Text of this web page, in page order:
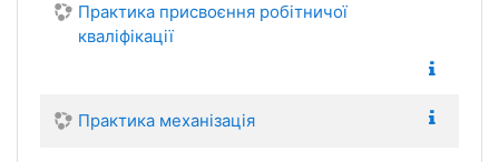
Практика присвоєння робітничої
кваліфікації
Практика механізація